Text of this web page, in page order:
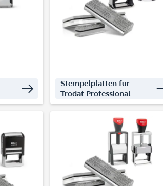
Stempelplatten für
Trodat Professional
Produkte entdecken
Produkte entdecken